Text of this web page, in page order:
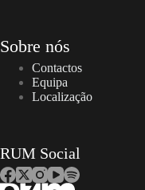
Sobre nós
Contactos
Equipa
Localização
RUM Social